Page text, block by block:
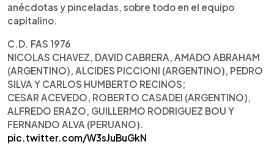
anécdotas y pinceladas, sobre todo en el equipo
capitalino.
C.D. FAS 1976
NICOLAS CHAVEZ, DAVID CABRERA, AMADO ABRAHAM
(ARGENTINO), ALCIDES PICCIONI (ARGENTINO), PEDRO
SILVA Y CARLOS HUMBERTO RECINOS;
CESAR ACEVEDO, ROBERTO CASADEI (ARGENTINO),
ALFREDO ERAZO, GUILLERMO RODRIGUEZ BOU Y
FERNANDO ALVA (PERUANO).
pic.twitter.com/W3sJuBuGkN